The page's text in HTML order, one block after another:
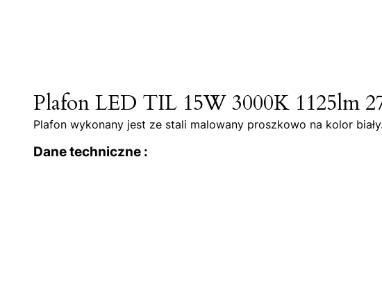
Plafon LED TIL 15W 3000K 1125lm
Plafon wykonany jest ze stali malowany proszkowo na kolor
Dane techniczne :